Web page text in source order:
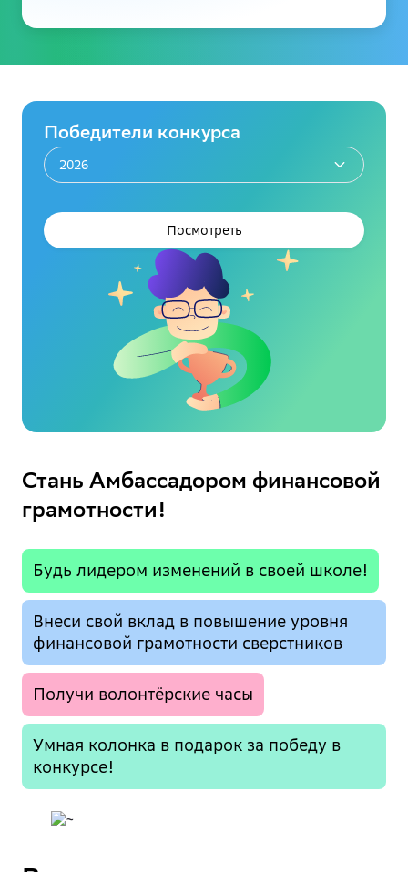
Победители конкурса
2026
Посмотреть
Стань Амбассадором финансовой
грамотности!
Будь лидером изменений в своей школе!
Внеси свой вклад в повышение уровня
финансовой грамотности сверстников
Получи волонтёрские часы
Умная колонка в подарок за победу в
конкурсе!